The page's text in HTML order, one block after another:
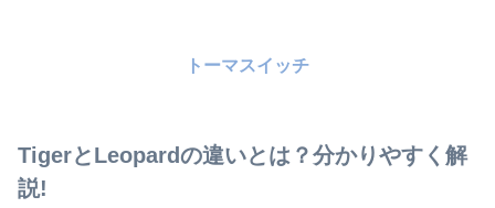
トーマスイッチ
TigerとLeopardの違いとは？分かりやすく解
説!